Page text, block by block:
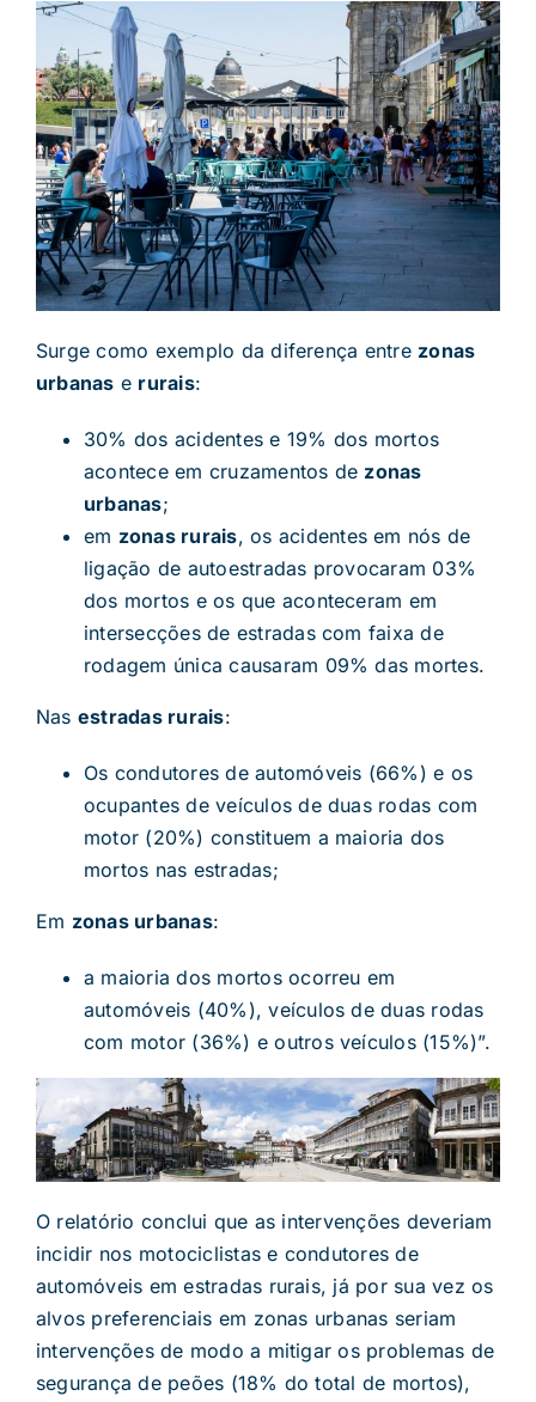
Surge como exemplo da diferença entre zonas
urbanas e rurais:
30% dos acidentes e 19% dos mortos
acontece em cruzamentos de zonas
urbanas;
em zonas rurais, os acidentes em nós de
ligação de autoestradas provocaram 03%
dos mortos e os que aconteceram em
intersecções de estradas com faixa de
rodagem única causaram 09% das mortes.
Nas estradas rurais:
Os condutores de automóveis (66%) e os
ocupantes de veículos de duas rodas com
motor (20%) constituem a maioria dos
mortos nas estradas;
Em zonas urbanas:
a maioria dos mortos ocorreu em
automóveis (40%), veículos de duas rodas
com motor (36%) e outros veículos (15%)”.
O relatório conclui que as intervenções deveriam
incidir nos motociclistas e condutores de
automóveis em estradas rurais, já por sua vez os
alvos preferenciais em zonas urbanas seriam
intervenções de modo a mitigar os problemas de
segurança de peões (18% do total de mortos),